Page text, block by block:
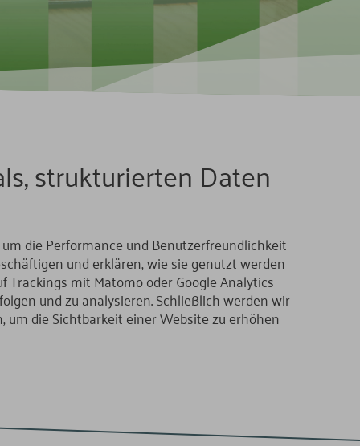
strukturierten Daten
die Performance und Benutzerfreundlichkeit
und erklären, wie sie genutzt werden
mit Matomo oder Google Analytics
und zu analysieren. Schließlich werden wir
um die Sichtbarkeit einer Website zu erhöhen